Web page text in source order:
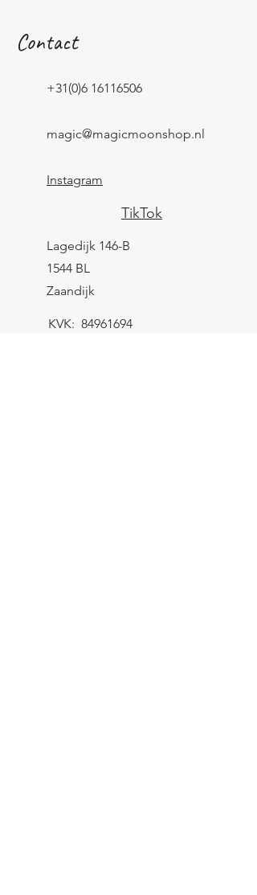
Contact
+31(0)6 16116506
magic@magicmoonshop.nl
Instagram
TikTok
Lagedijk 146-B
1544 BL
Zaandijk
KVK: 84961694